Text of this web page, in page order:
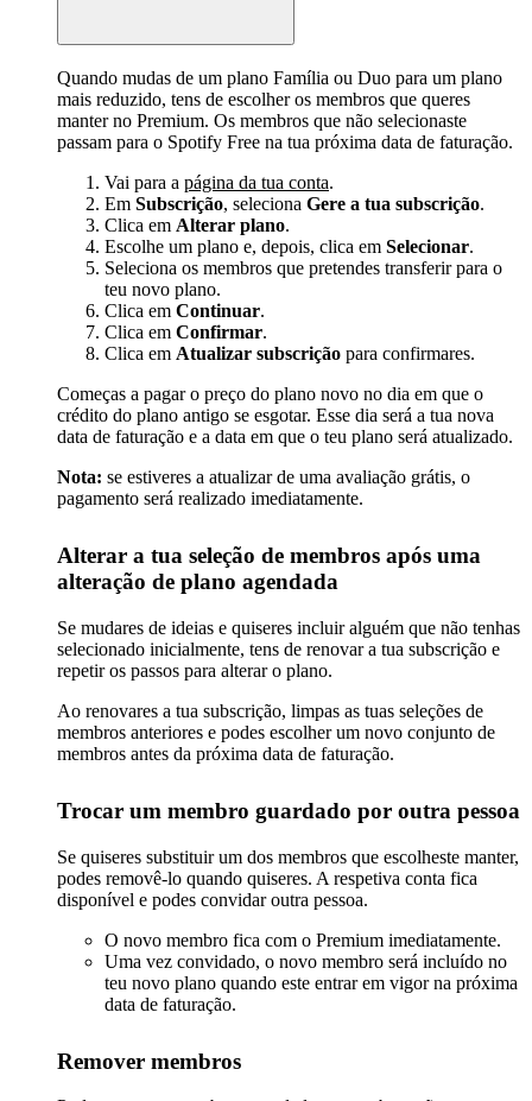
Quando mudas de um plano Família ou Duo para um plano
mais reduzido, tens de escolher os membros que queres
manter no Premium. Os membros que não selecionaste
passam para o Spotify Free na tua próxima data de faturação.
Vai para a página da tua conta.
Em Subscrição, seleciona Gere a tua subscrição.
Clica em Alterar plano.
Escolhe um plano e, depois, clica em Selecionar.
Seleciona os membros que pretendes transferir para o
teu novo plano.
Clica em Continuar.
Clica em Confirmar.
Clica em Atualizar subscrição para confirmares.
Começas a pagar o preço do plano novo no dia em que o
crédito do plano antigo se esgotar. Esse dia será a tua nova
data de faturação e a data em que o teu plano será atualizado.
Nota: se estiveres a atualizar de uma avaliação grátis, o
pagamento será realizado imediatamente.
Alterar a tua seleção de membros após uma
alteração de plano agendada
Se mudares de ideias e quiseres incluir alguém que não tenhas
selecionado inicialmente, tens de renovar a tua subscrição e
repetir os passos para alterar o plano.
Ao renovares a tua subscrição, limpas as tuas seleções de
membros anteriores e podes escolher um novo conjunto de
membros antes da próxima data de faturação.
Trocar um membro guardado por outra pessoa
Se quiseres substituir um dos membros que escolheste manter,
podes removê-lo quando quiseres. A respetiva conta fica
disponível e podes convidar outra pessoa.
O novo membro fica com o Premium imediatamente.
Uma vez convidado, o novo membro será incluído no
teu novo plano quando este entrar em vigor na próxima
data de faturação.
Remover membros